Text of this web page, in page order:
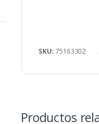
SKU: 75163302
Productos